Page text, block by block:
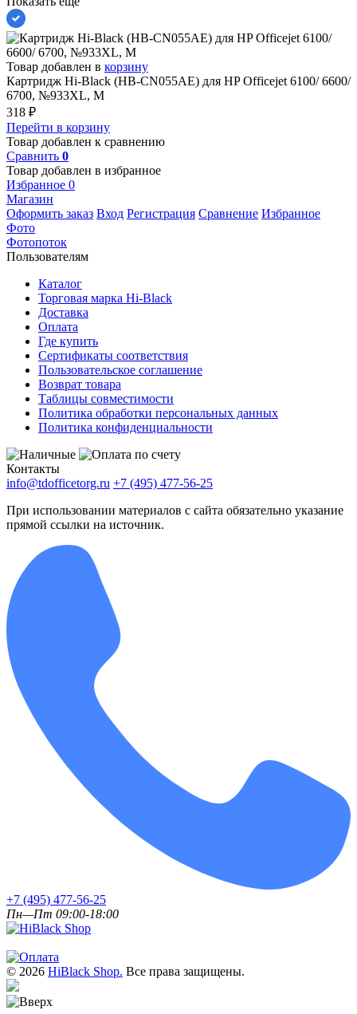
Товар добавлен в корзину
Картридж Hi-Black (HB-CN055AE) для HP Officejet 6100/ 6600/
6700, №933XL, M
318 ₽
Перейти в корзину
Товар добавлен к сравнению
Сравнить 0
Товар добавлен в избранное
Избранное 0
Магазин
Оформить заказ Вход Регистрация Сравнение Избранное
Фото
Фотопоток
Пользователям
Каталог
Торговая марка Hi-Black
Доставка
Оплата
Где купить
Сертификаты соответствия
Пользовательское соглашение
Возврат товара
Таблицы совместимости
Политика обработки персональных данных
Политика конфиденциальности
Контакты
info@tdofficetorg.ru +7 (495) 477-56-25
При использовании материалов с сайта обязательно указание
прямой ссылки на источник.
+7 (495) 477-56-25
Пн—Пт 09:00-18:00
© 2026 HiBlack Shop. Все права защищены.